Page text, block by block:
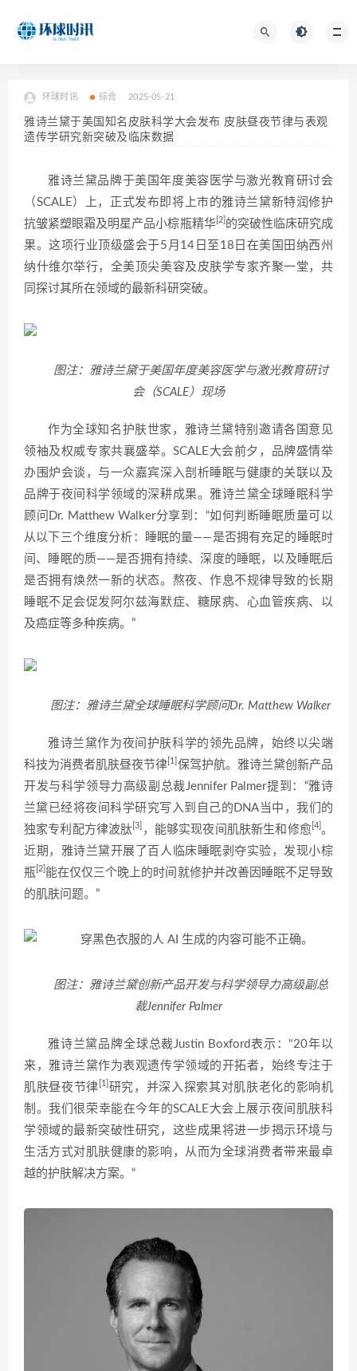
环球时讯 综合 2025-05-21
雅诗兰黛于美国知名皮肤科学大会发布 皮肤昼夜节律与表观
遗传学研究新突破及临床数据
雅诗兰黛品牌于美国年度美容医学与激光教育研讨会
（SCALE）上，正式发布即将上市的雅诗兰黛新特润修护
抗皱紧塑眼霜及明星产品小棕瓶精华 [2] 的突破性临床研究成
果。这项行业顶级盛会于5月14日至18日在美国田纳西州
纳什维尔举行，全美顶尖美容及皮肤学专家齐聚一堂，共
同探讨其所在领域的最新科研突破。
图注：雅诗兰黛于美国年度美容医学与激光教育研讨
会（SCALE）现场
作为全球知名护肤世家，雅诗兰黛特别邀请各国意见
领袖及权威专家共襄盛举。SCALE大会前夕，品牌盛情举
办围炉会谈，与一众嘉宾深入剖析睡眠与健康的关联以及
品牌于夜间科学领域的深耕成果。雅诗兰黛全球睡眠科学
顾问Dr. Matthew Walker分享到：“如何判断睡眠质量可以
从以下三个维度分析：睡眠的量——是否拥有充足的睡眠时
间、睡眠的质——是否拥有持续、深度的睡眠，以及睡眠后
是否拥有焕然一新的状态。熬夜、作息不规律导致的长期
睡眠不足会促发阿尔兹海默症、糖尿病、心血管疾病、以
及癌症等多种疾病。”
图注：雅诗兰黛全球睡眠科学顾问Dr. Matthew Walker
雅诗兰黛作为夜间护肤科学的领先品牌，始终以尖端
科技为消费者肌肤昼夜节律 [1] 保驾护航。雅诗兰黛创新产品
开发与科学领导力高级副总裁Jennifer Palmer提到：“雅诗
兰黛已经将夜间科学研究写入到自己的DNA当中，我们的
独家专利配方律波肽 [3] ，能够实现夜间肌肤新生和修愈[4] 。
近期，雅诗兰黛开展了百人临床睡眠剥夺实验，发现小棕
瓶 [2] 能在仅仅三个晚上的时间就修护并改善因睡眠不足导致
的肌肤问题。”
图注：雅诗兰黛创新产品开发与科学领导力高级副总
裁Jennifer Palmer
雅诗兰黛品牌全球总裁Justin Boxford表示："20年以
来，雅诗兰黛作为表观遗传学领域的开拓者，始终专注于
肌肤昼夜节律 [1] 研究，并深入探索其对肌肤老化的影响机
制。我们很荣幸能在今年的SCALE大会上展示夜间肌肤科
学领域的最新突破性研究，这些成果将进一步揭示环境与
生活方式对肌肤健康的影响，从而为全球消费者带来最卓
越的护肤解决方案。“